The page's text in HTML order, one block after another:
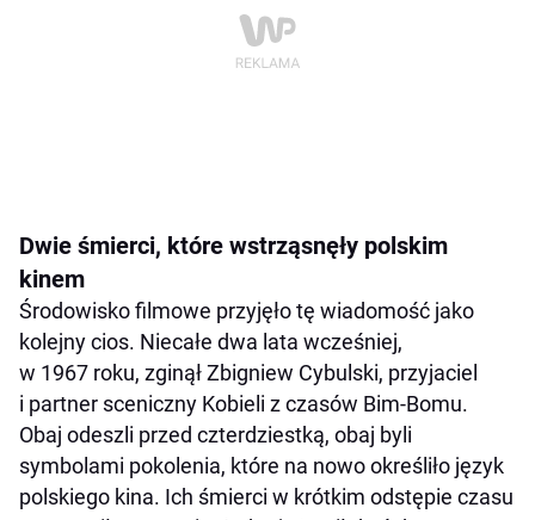
Dwie śmierci, które wstrząsnęły polskim
kinem
Środowisko filmowe przyjęło tę wiadomość jako
kolejny cios. Niecałe dwa lata wcześniej,
w 1967 roku, zginął Zbigniew Cybulski, przyjaciel
i partner sceniczny Kobieli z czasów Bim-Bomu.
Obaj odeszli przed czterdziestką, obaj byli
symbolami pokolenia, które na nowo określiło język
polskiego kina. Ich śmierci w krótkim odstępie czasu